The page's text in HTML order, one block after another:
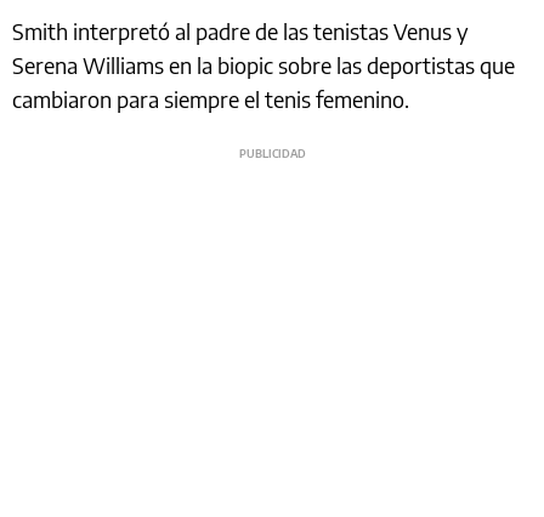
Smith interpretó al padre de las tenistas Venus y
Serena Williams en la biopic sobre las deportistas que
cambiaron para siempre el tenis femenino.